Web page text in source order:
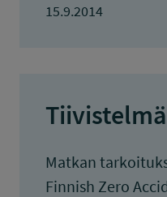
15.9.2014
Tiivistelmä
Matkan
Finnish Zero